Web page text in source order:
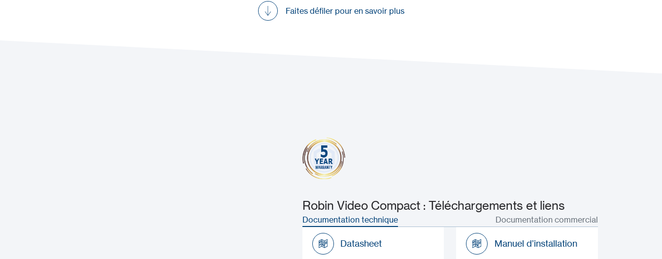
Faites défiler pour en savoir plus
Robin Video Compact : Téléchargements et liens
Documentation technique Documentation commercial
Datasheet Manuel d’installation